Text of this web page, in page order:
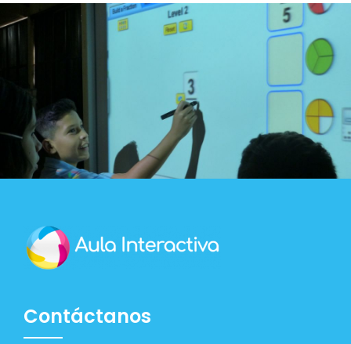
Contáctanos